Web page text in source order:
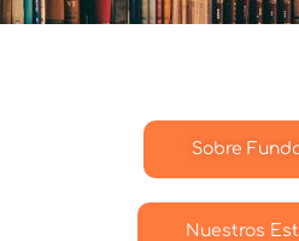
Sobre
Nuestros